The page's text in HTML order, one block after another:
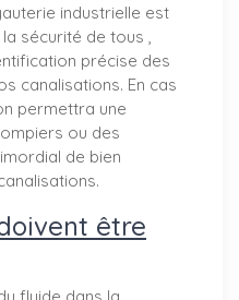
industrielle est
sécurité de tous ,
précise des
canalisations. En cas
permettra une
ou des
de bien
être
fluide dans la